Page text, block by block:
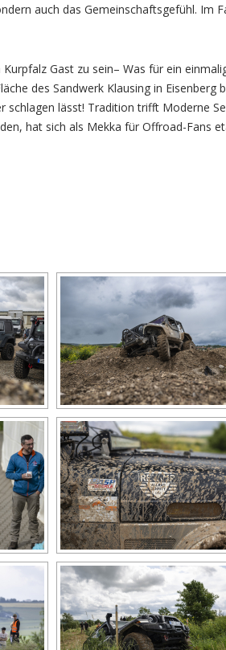
auch das Gemeinschaftsgefühl. Im
Gast zu sein– Was für ein
des Sandwerk Klausing in
lässt! Tradition trifft Moderne
hat sich als Mekka für Offroad-Fans